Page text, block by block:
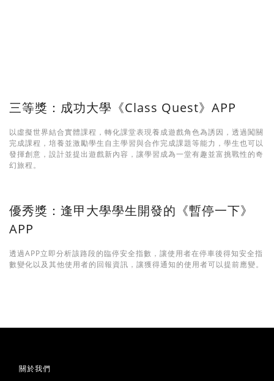
三等獎：成功大學《Class Quest》APP
以虛擬世界結合實體課程，轉化課堂表現養成遊戲角色為誘因，透過闖關
完成課程，培養並激勵學生自主學習與合作完成課題等能力，學生也可以
發揮創意，設計並提出遊戲新內容，讓學習成為一堂有趣並富挑戰性的奇
幻旅程。
優秀獎：逢甲大學學生開發的《暫停一下》
APP
透過APP立即分析該路段的臨停安全指數，讓使用者在停車後得知安全指
數變化以及其他使用者的回報資訊，讓獲得通知的使用者可以提前應變。
關於我們